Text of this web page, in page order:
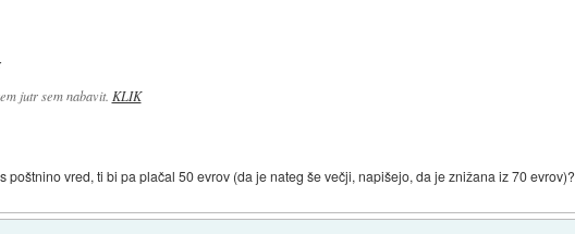
jutr sem nabavit. KLIK
poštnino vred, ti bi pa plačal 50 evrov (da je nateg še večji, napišejo, da je znižana iz 70 evrov)?